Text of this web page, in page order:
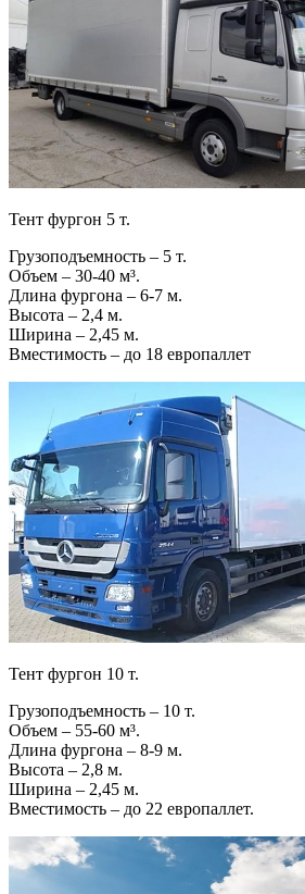
Тент фургон 5 т.
Грузоподъемность – 5 т.
Объем – 30-40 м³.
Длина фургона – 6-7 м.
Высота – 2,4 м.
Ширина – 2,45 м.
Вместимость – до 18 европаллет
Тент фургон 10 т.
Грузоподъемность – 10 т.
Объем – 55-60 м³.
Длина фургона – 8-9 м.
Высота – 2,8 м.
Ширина – 2,45 м.
Вместимость – до 22 европаллет.